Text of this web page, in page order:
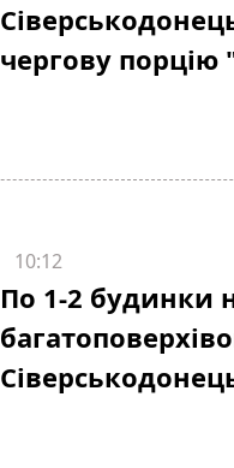
чергову порцію
10:12
По 1-2 будинки